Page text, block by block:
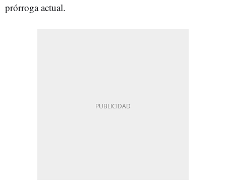
prórroga actual.